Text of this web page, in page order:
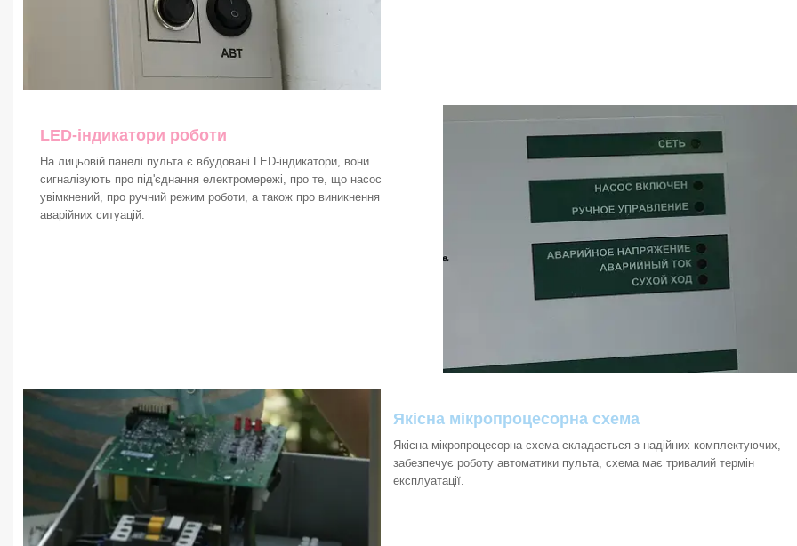
LED-індикатори роботи
На лицьовій панелі пульта є вбудовані LED-індикатори, вони
сигналізують про під'єднання електромережі, про те, що насос
увімкнений, про ручний режим роботи, а також про виникнення
аварійних ситуацій.
Якісна мікропроцесорна схема
Якісна мікропроцесорна схема складається з надійних комплектуючих,
забезпечує роботу автоматики пульта, схема має тривалий термін
експлуатації.